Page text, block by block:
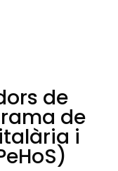
de
de
i